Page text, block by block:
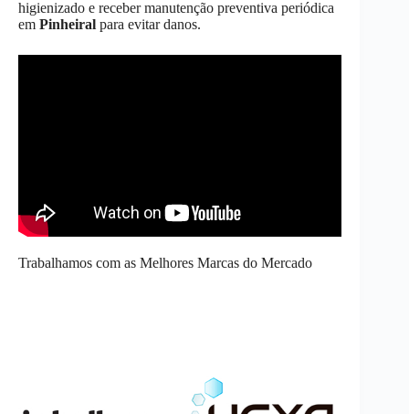
higienizado e receber manutenção preventiva periódica
em Pinheiral para evitar danos.
Trabalhamos com as Melhores Marcas do Mercado